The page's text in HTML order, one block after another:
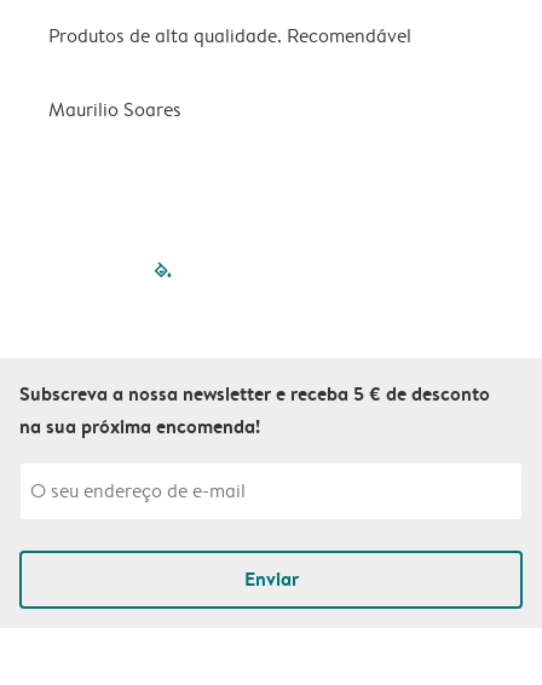
Produtos de alta qualidade. Recomendável
Maurilio Soares
filled-pagination
Subscreva a nossa newsletter e receba 5 € de desconto
na sua próxima encomenda!
Enviar